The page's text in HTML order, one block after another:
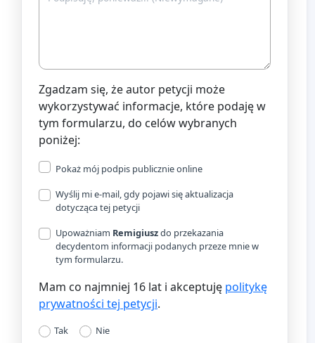
Zgadzam się, że autor petycji może
wykorzystywać informacje, które podaję w
tym formularzu, do celów wybranych
poniżej:
Pokaż mój podpis publicznie online
Wyślij mi e-mail, gdy pojawi się aktualizacja
dotycząca tej petycji
Upoważniam Remigiuszdo przekazania
decydentom informacji podanych przeze mnie w
tym formularzu.
Mam co najmniej 16 lat i akceptuję politykę
prywatności tej petycji.
Tak Nie